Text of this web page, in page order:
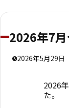
2026年7
2026年5月29日
2026
た。